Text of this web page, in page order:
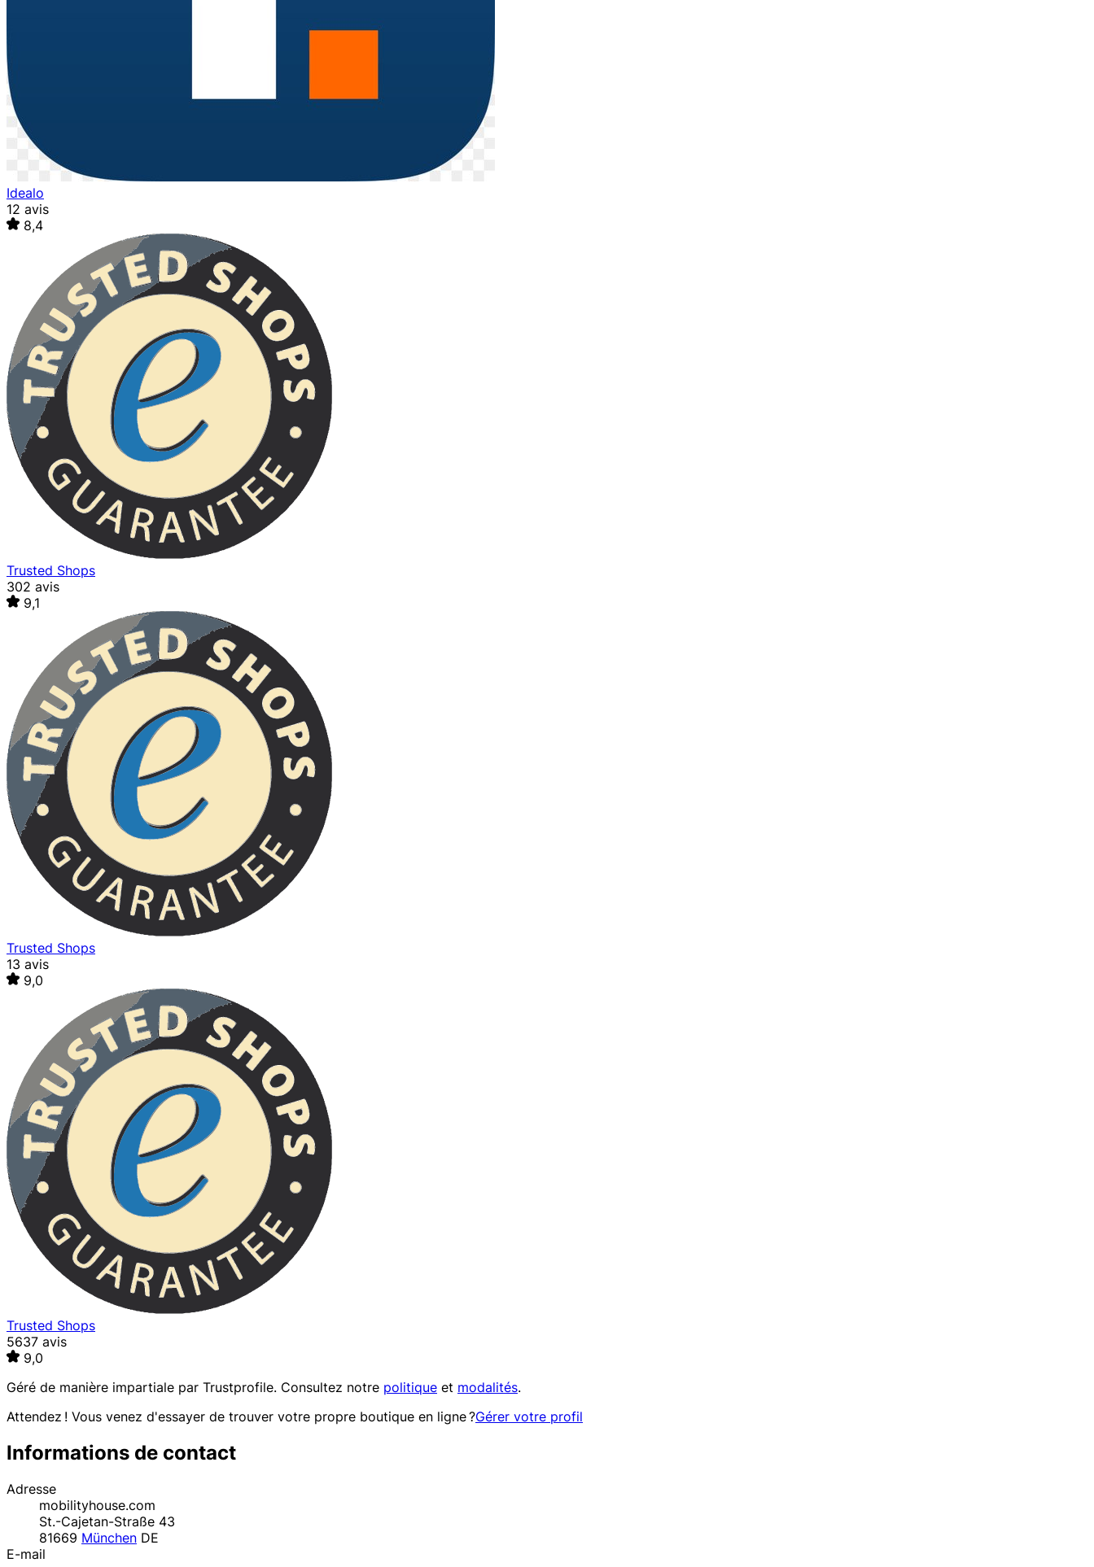
Idealo
12 avis
8,4
Trusted Shops
302 avis
9,1
Trusted Shops
13 avis
9,0
Trusted Shops
5637 avis
9,0
Géré de manière impartiale par Trustprofile. Consultez notre politique et modalités.
Attendez ! Vous venez d'essayer de trouver votre propre boutique en ligne ?Gérer votre profil
Informations de contact
Adresse
mobilityhouse.com
St.-Cajetan-Straße 43
81669 München DE
E-mail